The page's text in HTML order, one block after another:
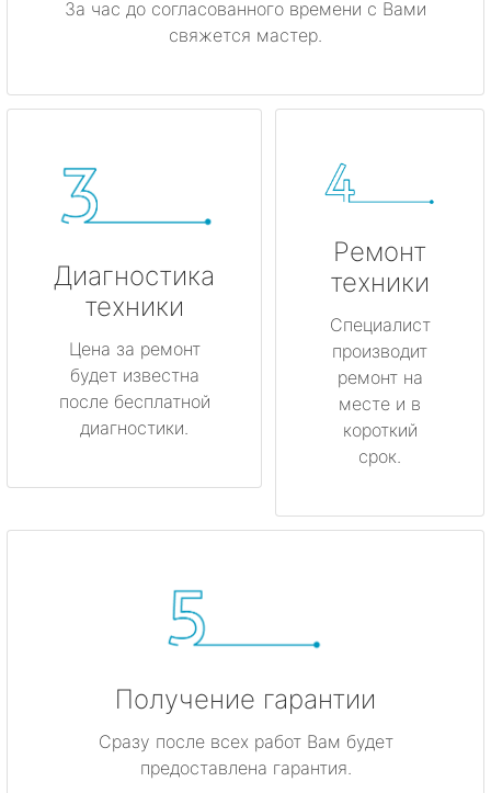
За час до согласованного времени с Вами
свяжется мастер.
Диагностика
техники
Цена за ремонт
будет известна
после бесплатной
диагностики.
Ремонт
техники
Специалист
производит
ремонт на
месте и в
короткий
срок.
Получение гарантии
Сразу после всех работ Вам будет
предоставлена гарантия.